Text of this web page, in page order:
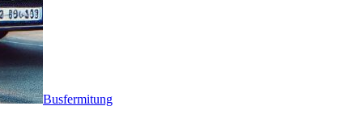
Busfermitung